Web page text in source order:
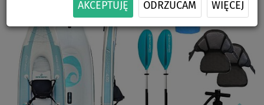
AKCEPTUJĘ ODRZUCAM WIĘCEJ